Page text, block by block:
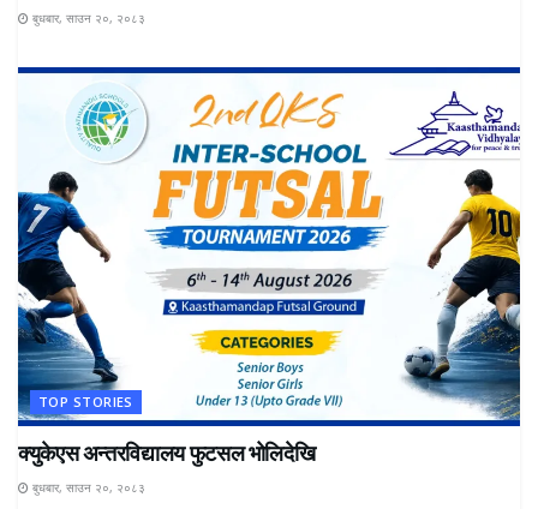
बुधबार, साउन २०, २०८३
TOP STORIES
क्युकेएस अन्तरविद्यालय फुटसल भोलिदेखि
बुधबार, साउन २०, २०८३